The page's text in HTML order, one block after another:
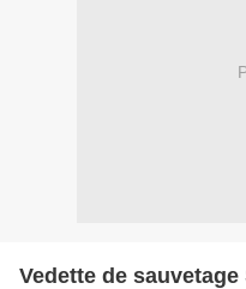
Vedette de